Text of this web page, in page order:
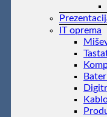
IT oprema